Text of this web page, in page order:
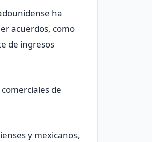
ha
acuerdos, como
de ingresos
de
y mexicanos,